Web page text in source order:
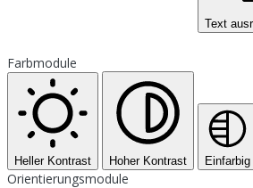
Text
Farbmodule
Heller Kontrast Hoher Kontrast Einfarbig
Orientierungsmodule